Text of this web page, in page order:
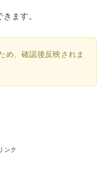
ます。
め、確認後反映されま
ンク